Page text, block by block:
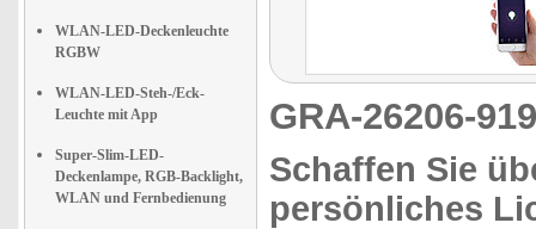
WLAN-LED-Deckenleuchte
RGBW
WLAN-LED-Steh-/Eck-
Leuchte mit App
Super-Slim-LED-
Deckenlampe, RGB-Backlight,
WLAN und Fernbedienung
GRA-26206-
Schaffen Sie
persönliches